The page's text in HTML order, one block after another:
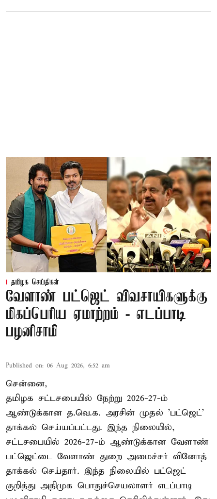
தமிழக செய்திகள்
வேளாண் பட்ஜெட் விவசாயிகளுக்கு
மிகப்பெரிய ஏமாற்றம் - எடப்பாடி
பழனிசாமி
Published on: 06 Aug 2026, 6:52 am
சென்னை,
தமிழக சட்டசபையில் நேற்று 2026-27-ம்
ஆண்டுக்கான த.வெ.க. அரசின் முதல் 'பட்ஜெட்'
தாக்கல் செய்யப்பட்டது. இந்த நிலையில்,
சட்டசபையில் 2026-27-ம் ஆண்டுக்கான வேளாண்
பட்ஜெட்டை வேளாண் துறை அமைச்சர் வினோத்
தாக்கல் செய்தார். இந்த நிலையில் பட்ஜெட்
குறித்து அதிமுக பொதுச்செயலாளர் எடப்பாடி